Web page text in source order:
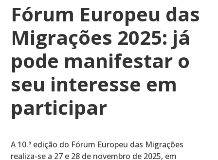
Fórum Europeu das
Migrações 2025: já
pode manifestar o
seu interesse em
participar
A 10.ª edição do Fórum Europeu das Migrações
realiza-se a 27 e 28 de novembro de 2025, em